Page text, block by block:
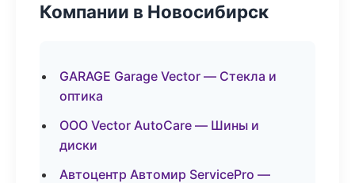
Компании в Новосибирск
GARAGE Garage Vector — Стекла и
оптика
ООО Vector AutoCare — Шины и
диски
Автоцентр Автомир ServicePro —